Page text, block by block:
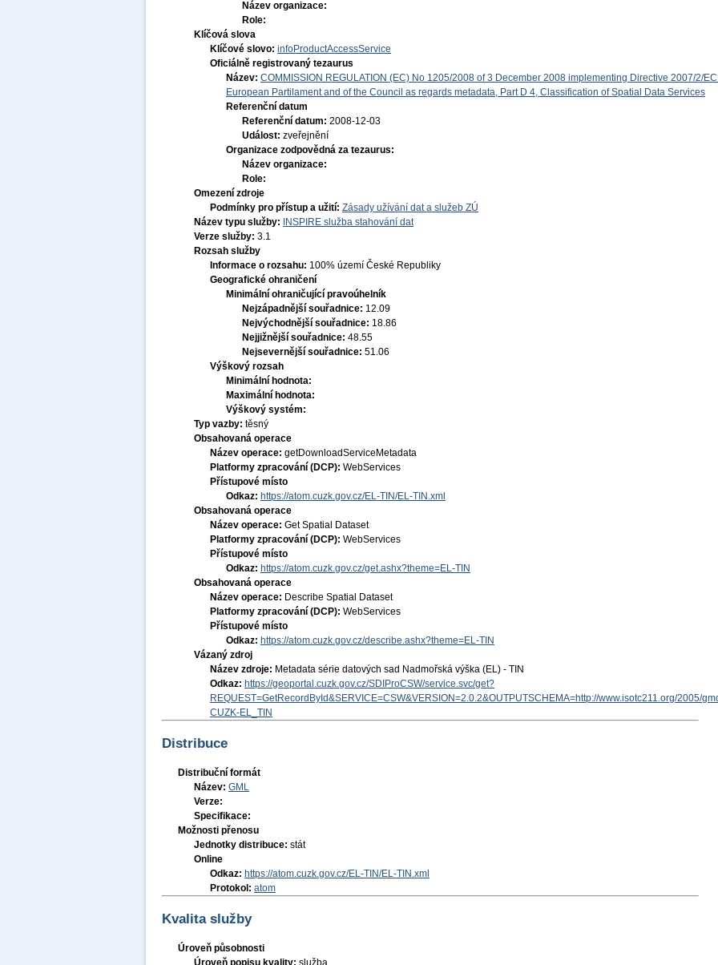
Název organizace:
Role:
Klíčová slova
Klíčové slovo: infoProductAccessService
Oficiálně registrovaný tezaurus
Název: COMMISSION REGULATION (EC) No 1205/2008 of 3 December 2008 implementing Directive 2007/2/EC
European Partilament and of the Council as regards metadata, Part D 4, Classification of Spatial Data Services
Referenční datum
Referenční datum: 2008-12-03
Událost: zveřejnění
Organizace zodpovědná za tezaurus:
Název organizace:
Role:
Omezení zdroje
Podmínky pro přístup a užití: Zásady užívání dat a služeb ZÚ
Název typu služby:
INSPIRE služba stahování dat
Verze služby: 3.1
Rozsah služby
Informace o rozsahu: 100% území České Republiky
Geografické ohraničení
Minimální ohraničující pravoúhelník
Nejzápadnější souřadnice: 12.09
Nejvýchodnější souřadnice: 18.86
Nejjižnější souřadnice: 48.55
Nejsevernější souřadnice: 51.06
Výškový rozsah
Minimální hodnota:
Maximální hodnota:
Výškový systém:
Typ vazby: těsný
Obsahovaná operace
Název operace: getDownloadServiceMetadata
Platformy zpracování (DCP): WebServices
Přístupové místo
Odkaz: https://atom.cuzk.gov.cz/EL-TIN/EL-TIN.xml
Obsahovaná operace
Název operace: Get Spatial Dataset
Platformy zpracování (DCP): WebServices
Přístupové místo
Odkaz: https://atom.cuzk.gov.cz/get.ashx?theme=EL-TIN
Obsahovaná operace
Název operace: Describe Spatial Dataset
Platformy zpracování (DCP): WebServices
Přístupové místo
Odkaz: https://atom.cuzk.gov.cz/describe.ashx?theme=EL-TIN
Vázaný zdroj
Název zdroje: Metadata série datových sad Nadmořská výška (EL) - TIN
Odkaz: https://geoportal.cuzk.gov.cz/SDIProCSW/service.svc/get?
REQUEST=GetRecordById&SERVICE=CSW&VERSION=2.0.2&OUTPUTSCHEMA=http://www.isotc211.org/2005/
CUZK-EL_TIN
Distribuce
Distribuční formát
Název: GML
Verze:
Specifikace:
Možnosti přenosu
Jednotky distribuce: stát
Online
Odkaz: https://atom.cuzk.gov.cz/EL-TIN/EL-TIN.xml
Protokol: atom
Kvalita služby
Úroveň působnosti
Úroveň popisu kvality: služba